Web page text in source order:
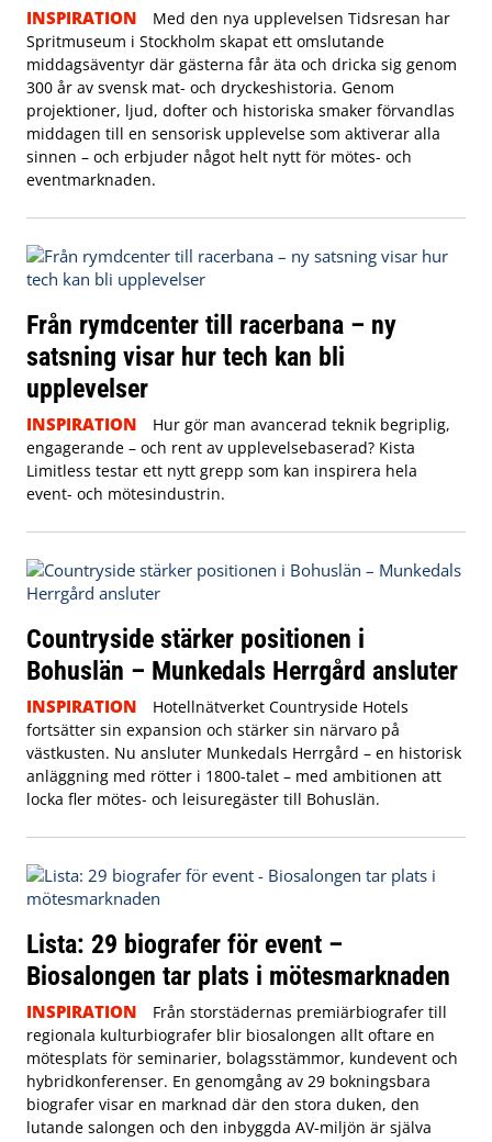
INSPIRATION
Med den nya upplevelsen Tidsresan har
Spritmuseum i Stockholm skapat ett omslutande
middagsäventyr där gästerna får äta och dricka sig genom
300 år av svensk mat- och dryckeshistoria. Genom
projektioner, ljud, dofter och historiska smaker förvandlas
middagen till en sensorisk upplevelse som aktiverar alla
sinnen – och erbjuder något helt nytt för mötes- och
eventmarknaden.
Från rymdcenter till racerbana – ny
satsning visar hur tech kan bli
upplevelser
INSPIRATION
Hur gör man avancerad teknik begriplig,
engagerande – och rent av upplevelsebaserad? Kista
Limitless testar ett nytt grepp som kan inspirera hela
event- och mötesindustrin.
Countryside stärker positionen i
Bohuslän – Munkedals Herrgård ansluter
INSPIRATION
Hotellnätverket Countryside Hotels
fortsätter sin expansion och stärker sin närvaro på
västkusten. Nu ansluter Munkedals Herrgård – en historisk
anläggning med rötter i 1800-talet – med ambitionen att
locka fler mötes- och leisuregäster till Bohuslän.
Lista: 29 biografer för event –
Biosalongen tar plats i mötesmarknaden
INSPIRATION
Från storstädernas premiärbiografer till
regionala kulturbiografer blir biosalongen allt oftare en
mötesplats för seminarier, bolagsstämmor, kundevent och
hybridkonferenser. En genomgång av 29 bokningsbara
biografer visar en marknad där den stora duken, den
lutande salongen och den inbyggda AV-miljön är själva